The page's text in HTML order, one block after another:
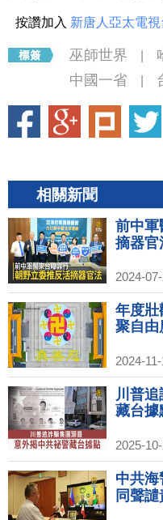
按讚加入 新唐人亞太電
巫師世界
中國一省
相關新聞
前中軍
摘器官
2024-
年度壯
聚自由
2024-
川普
藏台據
2025-
中共海
同聲譴